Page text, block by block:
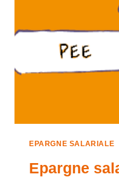
EPARGNE SALARIALE
Epargne